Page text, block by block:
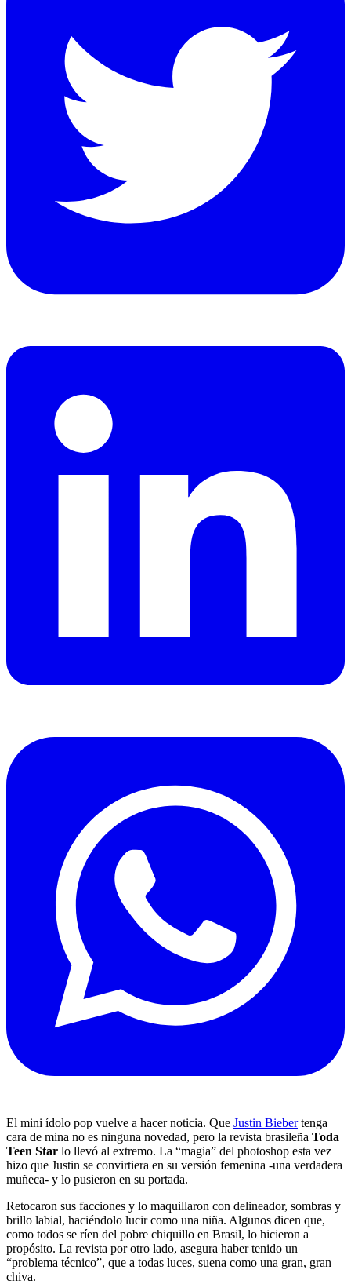
El mini ídolo pop vuelve a hacer noticia. Que Justin Biebertenga
cara de mina no es ninguna novedad, pero la revista brasileña Toda
Teen Star lo llevó al extremo. La “magia” del photoshop esta vez
hizo que Justin se convirtiera en su versión femenina -una verdadera
muñeca- y lo pusieron en su portada.
Retocaron sus facciones y lo maquillaron con delineador, sombras y
brillo labial, haciéndolo lucir como una niña. Algunos dicen que,
como todos se ríen del pobre chiquillo en Brasil, lo hicieron a
propósito. La revista por otro lado, asegura haber tenido un
“problema técnico”, que a todas luces, suena como una gran, gran
chiva.